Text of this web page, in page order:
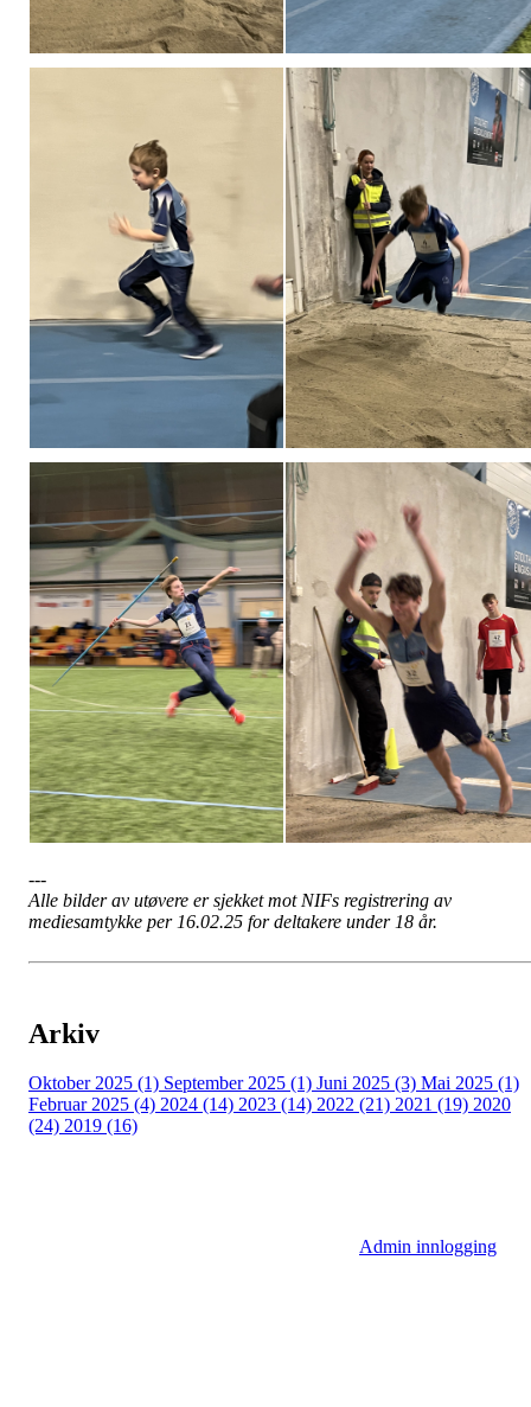
---
Alle bilder av utøvere er sjekket mot NIFs registrering av
mediesamtykke per 16.02.25 for deltakere under 18 år.
Arkiv
Oktober 2025 (1) September 2025 (1) Juni 2025 (3) Mai 2025 (1)
Februar 2025 (4) 2024 (14) 2023 (14) 2022 (21) 2021 (19) 2020
(24) 2019 (16)
Admin innlogging